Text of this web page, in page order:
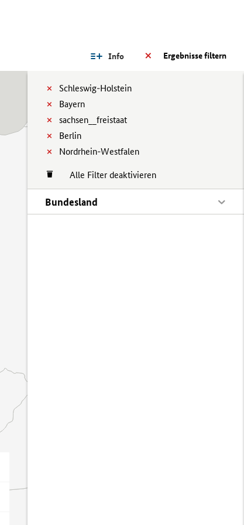
Ergebnisse filtern
Info
Schleswig-Holstein
Bayern
sachsen__freistaat
Berlin
Nordrhein-Westfalen
Alle Filter deaktivieren
Bundesland